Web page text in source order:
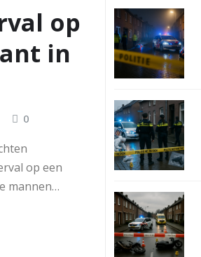
op
in
0
op een
mannen…